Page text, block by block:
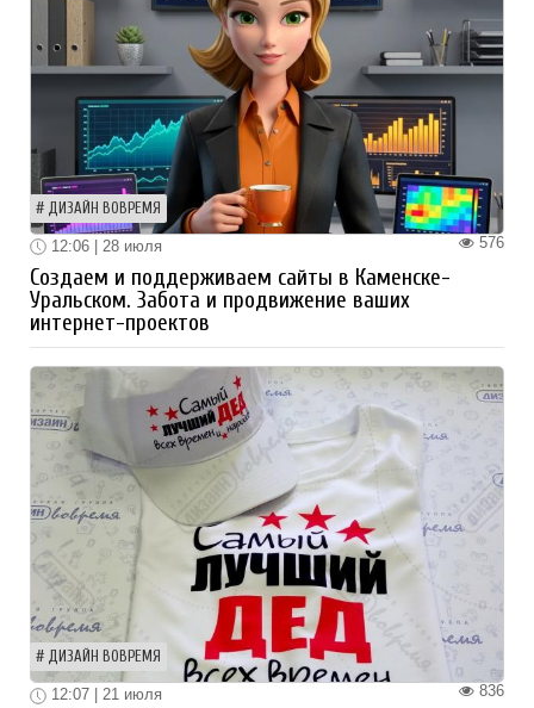
ДИЗАЙН ВОВРЕМЯ
576
12:06 | 28 июля
Создаем и поддерживаем сайты в Каменске-
Уральском. Забота и продвижение ваших
интернет-проектов
ДИЗАЙН ВОВРЕМЯ
836
12:07 | 21 июля